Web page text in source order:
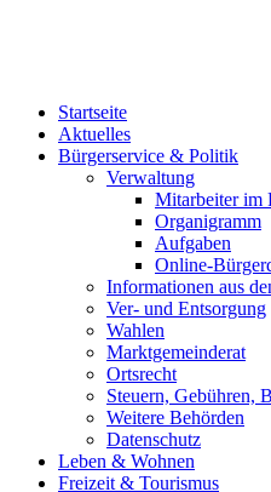
Startseite
Aktuelles
Bürgerservice & Politik
Verwaltung
Mitarbeiter im
Organigramm
Aufgaben
Online-
Informationen aus
Ver- und Entsorgung
Wahlen
Marktgemeinderat
Ortsrecht
Steuern, Gebühren,
Weitere Behörden
Datenschutz
Leben & Wohnen
Freizeit & Tourismus